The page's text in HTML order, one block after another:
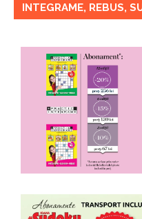
INTEGRAME, REBUS,